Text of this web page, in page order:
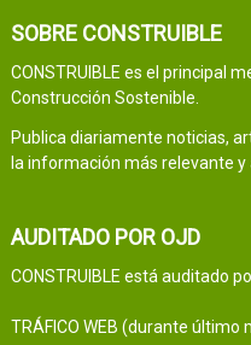
SOBRE CONSTRUIBLE
CONSTRUIBLE es el principal
Construcción Sostenible.
Publica diariamente noticias,
la información más relevante
AUDITADO POR OJD
CONSTRUIBLE está auditado
TRÁFICO WEB (durante último